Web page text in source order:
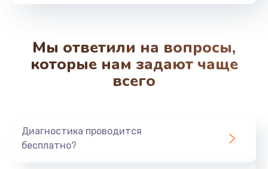
от 550 руб.
Замена вибромотора
от 550 руб.
Заказать
от 1100 руб.
Мы ответили на вопросы,
которые нам задают чаще
всего
Диагностика проводится
бесплатно?